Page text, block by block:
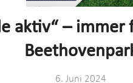
aktiv“ – immer
6. Juni 2024